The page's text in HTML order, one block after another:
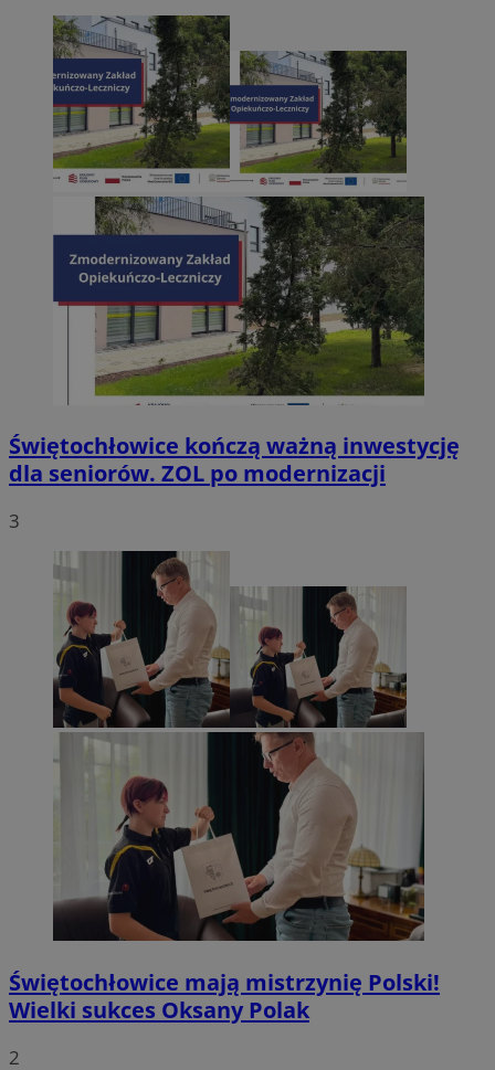
Świętochłowice kończą ważną inwestycję
dla seniorów. ZOL po modernizacji
3
Świętochłowice mają mistrzynię Polski!
Wielki sukces Oksany Polak
2